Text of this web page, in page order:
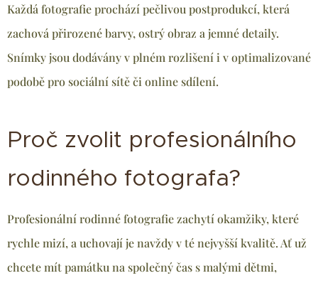
Každá fotografie prochází pečlivou postprodukcí, která
zachová přirozené barvy, ostrý obraz a jemné detaily.
Snímky jsou dodávány v plném rozlišení i v optimalizované
podobě pro sociální sítě či online sdílení.
Proč zvolit profesionálního
rodinného fotografa?
Profesionální rodinné fotografie zachytí okamžiky, které
rychle mizí, a uchovají je navždy v té nejvyšší kvalitě. Ať už
chcete mít památku na společný čas s malými dětmi,